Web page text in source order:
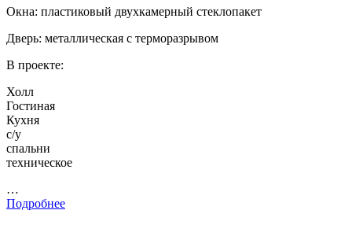
Окна: пластиковый двухкамерный стеклопакет
Дверь: металлическая с терморазрывом
В проекте:
Холл
Гостиная
Кухня
с/у
спальни
техническое
…
Подробнее